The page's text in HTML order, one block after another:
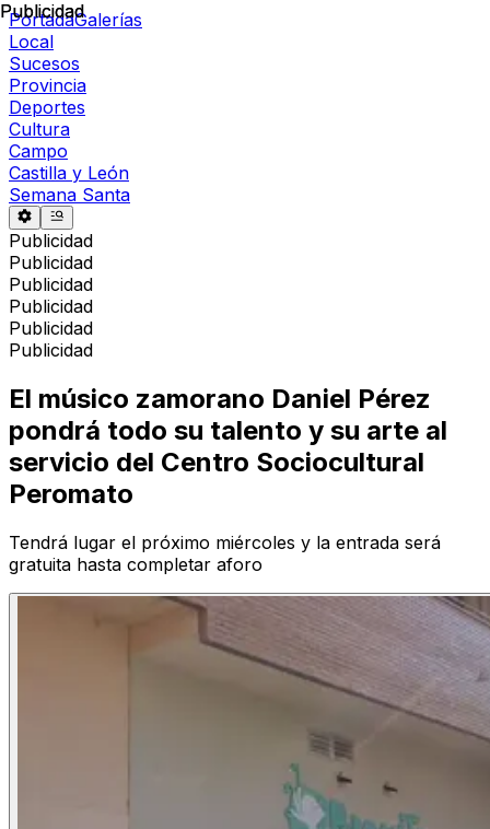
PortadaGalerías
Local
Sucesos
Provincia
Deportes
Cultura
Campo
Castilla y León
Semana Santa
Publicidad
Publicidad
Publicidad
Publicidad
Publicidad
Publicidad
Publicidad
El músico zamorano Daniel Pérez
pondrá todo su talento y su arte al
servicio del Centro Sociocultural
Peromato
Tendrá lugar el próximo miércoles y la entrada será
gratuita hasta completar aforo
Publicidad